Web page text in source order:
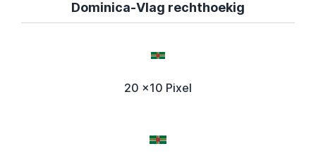
Dominica-Vlag rechthoekig
20 x10 Pixel